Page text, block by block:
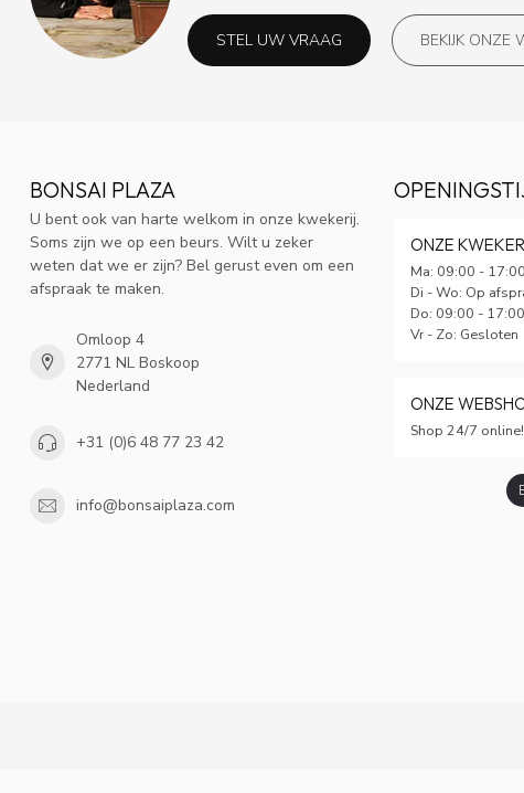
STEL UW VRAAG BEKIJK ONZE
BONSAI PLAZA
U bent ook van harte welkom in onze kwekerij.
Soms zijn we op een beurs. Wilt u zeker
weten dat we er zijn? Bel gerust even om een
afspraak te maken.
Omloop 4
2771 NL Boskoop
Nederland
+31 (0)6 48 77 23 42
info@bonsaiplaza.com
ONZE
Ma: 09:00 - 17:00
Di - Wo: Op
Do: 09:00 - 17:00
Vr - Zo: Gesloten
ONZE
Shop 24/7 online!